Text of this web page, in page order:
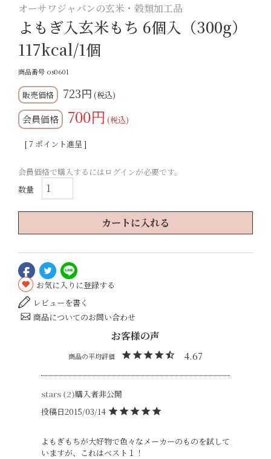
オーサワジャパンの玄米・穀類加工品
よもぎ入玄米もち 6個入（300g）
117kcal/1個
商品番号 os0601
723 税込
会員価格 700 税込
[7 ポイント進呈 ]
会員価格で購入するにはログインが必要です。
カートに入れる
お気に入りに登録する
レビューを書く
商品についてのお問い合わせ
4.67
stars 2 購入者非公開
投稿日2015/03/14
よもぎもちが大好物で色々なメーカーのものを試して
いますが、これはベスト１！